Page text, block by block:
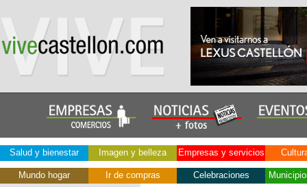
Salud y bienestar Imagen y belleza Empresas y servicios
Mundo hogar Ir de compras Celebraciones